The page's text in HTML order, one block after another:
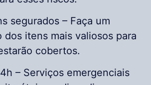
segurados – Faça um
dos itens mais valiosos para
cobertos.
– Serviços emergenciais